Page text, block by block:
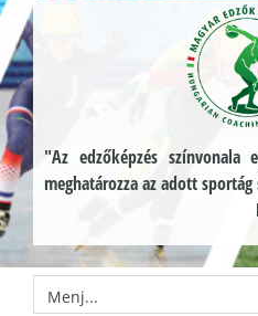
"Az edzőképzés színvonala
meghatározza az adott
Menj...